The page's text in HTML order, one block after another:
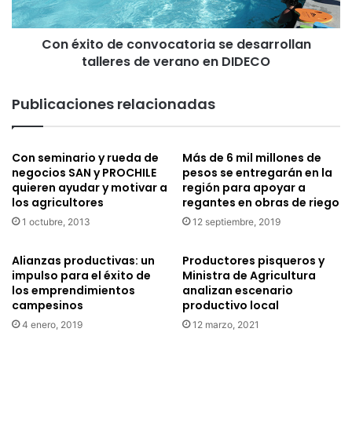
de
verano
Con éxito de convocatoria se desarrollan
talleres de verano en DIDECO
Publicaciones relacionadas
Con seminario y rueda de
negocios SAN y PROCHILE
quieren ayudar y motivar a
los agricultores
1 octubre, 2013
Más de 6 mil millones de
pesos se entregarán en la
región para apoyar a
regantes en obras de riego
12 septiembre, 2019
Alianzas productivas: un
impulso para el éxito de
los emprendimientos
campesinos
4 enero, 2019
Productores pisqueros y
Ministra de Agricultura
analizan escenario
productivo local
12 marzo, 2021